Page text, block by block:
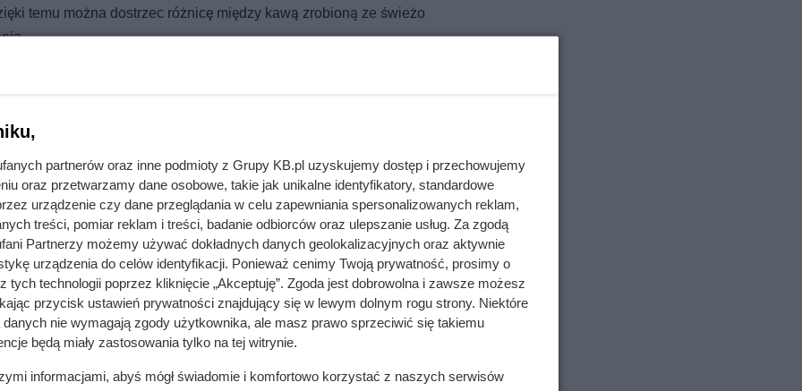
temu można dostrzec różnicę między kawą zrobioną ze świeżo
żarnowym) lub szybko w młynku elektrycznym, dostosowując
będzie drobne mielenie, do kawiarki lub dripa średnie, a do
także ekspresy automatyczne z wbudowanym młynkiem, które
ma intensywniejszy smak, ale także umożliwia eksperymentowanie
nad rezultatem w filiżance.
a co 3-4 lata będziesz miał z nich całkowicie darmowy opał
wchodzi do domów. Polacy nie wiedzą, jak reagować
partnerów oraz inne podmioty z Grupy KB.pl uzyskujemy dostęp i przechowujemy
oraz przetwarzamy dane osobowe, takie jak unikalne identyfikatory, standardowe
urządzenie czy dane przeglądania w celu zapewniania spersonalizowanych reklam,
treści, pomiar reklam i treści, badanie odbiorców oraz ulepszanie usług. Za zgodą
Partnerzy możemy używać dokładnych danych geolokalizacyjnych oraz aktywnie
urządzenia do celów identyfikacji. Ponieważ cenimy Twoją prywatność, prosimy o
tych technologii poprzez kliknięcie „Akceptuję”. Zgoda jest dobrowolna i zawsze możesz
przycisk ustawień prywatności znajdujący się w lewym dolnym rogu strony. Niektóre
danych nie wymagają zgody użytkownika, ale masz prawo sprzeciwić się takiemu
będą miały zastosowania tylko na tej witrynie.
informacjami, abyś mógł świadomie i komfortowo korzystać z naszych serwisów